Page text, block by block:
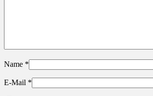
Name *
E-Mail *